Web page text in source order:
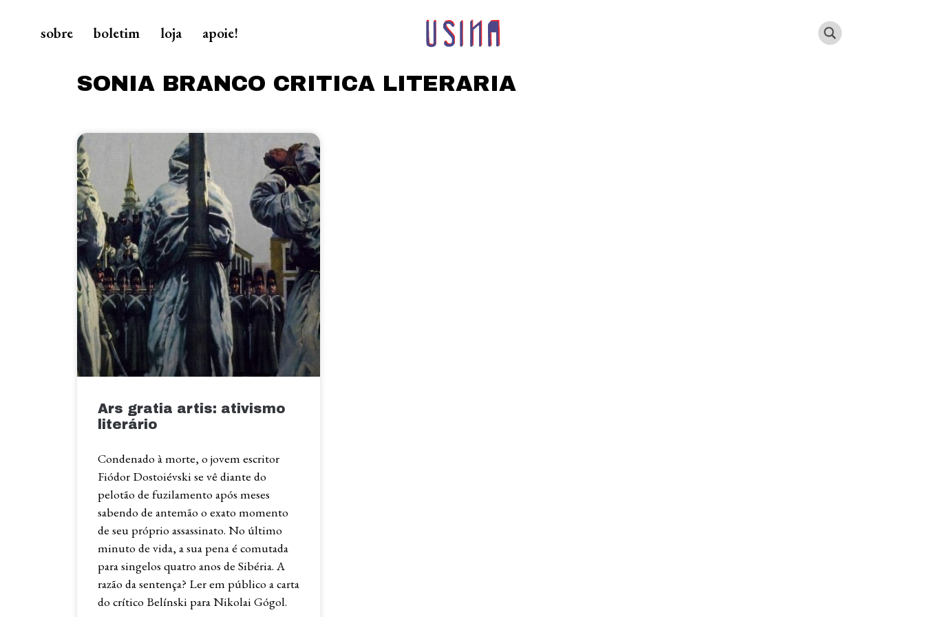
sobre boletim loja apoie!
SONIA BRANCO CRITICA LITERARIA
Ars gratia artis: ativismo
literário
Condenado à morte, o jovem escritor
Fiódor Dostoiévski se vê diante do
pelotão de fuzilamento após meses
sabendo de antemão o exato momento
de seu próprio assassinato. No último
minuto de vida, a sua pena é comutada
para singelos quatro anos de Sibéria. A
razão da sentença? Ler em público a carta
do crítico Belínski para Nikolai Gógol.